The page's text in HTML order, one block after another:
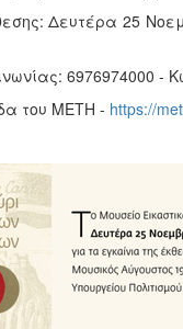
Δευτέρα 25
6976974000 -
του ΜΕΤΗ - https://